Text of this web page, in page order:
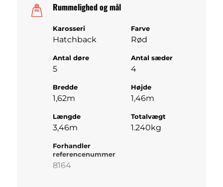
Rummelighed og mål
Karosseri
Hatchback
Farve
Rød
Antal døre
5
Antal sæder
4
Bredde
1,62m
Højde
1,46m
Længde
3,46m
Totalvægt
1.240kg
Forhandler
referencenummer
8164